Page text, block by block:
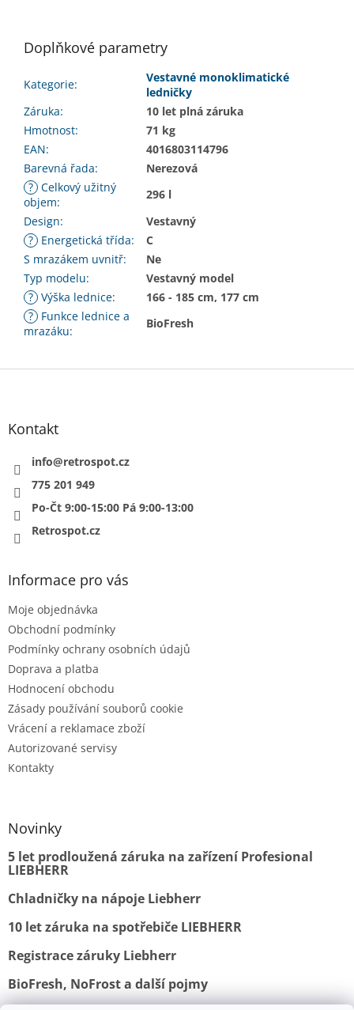
Doplňkové parametry
Kategorie:
Vestavné monoklimatické
ledničky
Záruka:
10 let plná záruka
Hmotnost:
71 kg
EAN:
4016803114796
Barevná řada:
Nerezová
? Celkový užitný
objem:
296 l
Design:
Vestavný
? Energetická třída:
C
S mrazákem uvnitř:
Ne
Typ modelu:
Vestavný model
? Výška lednice:
166 - 185 cm, 177 cm
? Funkce lednice a
mrazáku:
BioFresh
Z
Kontakt
info@retrospot.cz
775 201 949
Po-Čt 9:00-15:00 Pá 9:00-13:00
Retrospot.cz
Informace pro vás
Moje objednávka
Obchodní podmínky
Podmínky ochrany osobních údajů
Doprava a platba
Hodnocení obchodu
Zásady používání souborů cookie
Vrácení a reklamace zboží
Autorizované servisy
Kontakty
Novinky
5 let prodloužená záruka na zařízení Profesional
LIEBHERR
Chladničky na nápoje Liebherr
10 let záruka na spotřebiče LIEBHERR
Registrace záruky Liebherr
BioFresh, NoFrost a další pojmy